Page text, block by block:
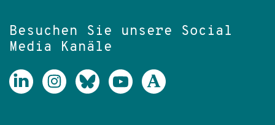
Besuchen Sie unsere Social
Media Kanäle